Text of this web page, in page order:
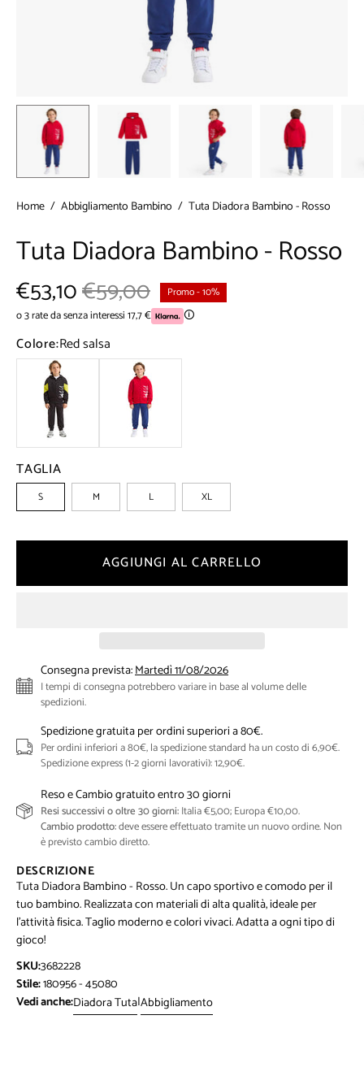
Home / Abbigliamento Bambino / Tuta Diadora Bambino - Rosso
Tuta Diadora Bambino - Rosso
€53,10€59,00 Promo-10%
o 3 rate da senza interessi 17,7 € 🛈
Colore:Red salsa
TAGLIA
S M L XL
AGGIUNGI AL CARRELLO
Consegna prevista:Martedì 11/08/2026
I tempi di consegna potrebbero variare in base al volume delle
spedizioni.
Spedizione gratuita per ordini superiori a 80€.
Per ordini inferiori a 80€, la spedizione standard ha un costo di 6,90€.
Spedizione express (1-2 giorni lavorativi): 12,90€.
Reso e Cambio gratuito entro 30 giorni
Resi successivi o oltre 30 giorni:Italia €5,00; Europa €10,00.
Cambio prodotto:deve essere effettuato tramite un nuovo ordine. Non
è previsto cambio diretto.
DESCRIZIONE
Tuta Diadora Bambino - Rosso. Un capo sportivo e comodo per il
tuo bambino. Realizzata con materiali di alta qualità, ideale per
l'attività fisica. Taglio moderno e colori vivaci. Adatta a ogni tipo di
gioco!
SKU:3682228
Stile:180956 - 45080
Vedi anche:Diadora Tuta|Abbigliamento